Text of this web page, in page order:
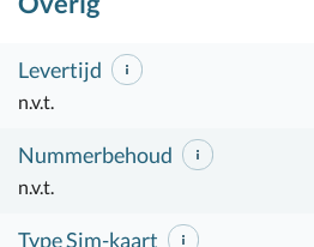
Levertijd
n.v.t.
Nummerbehoud
n.v.t.
Type Sim-kaart